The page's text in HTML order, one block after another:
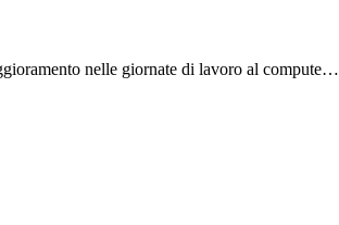
nelle giornate di lavoro al compute…